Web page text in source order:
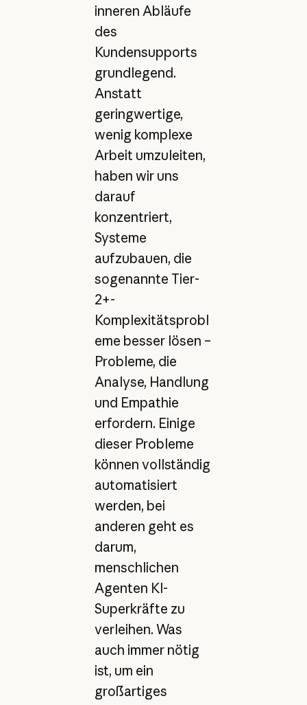
inneren Abläufe
des
Kundensupports
grundlegend.
Anstatt
geringwertige,
wenig komplexe
Arbeit umzuleiten,
haben wir uns
darauf
konzentriert,
Systeme
aufzubauen, die
sogenannte Tier-
2+-
Komplexitätsprobl
eme besser lösen –
Probleme, die
Analyse, Handlung
und Empathie
erfordern. Einige
dieser Probleme
können vollständig
automatisiert
werden, bei
anderen geht es
darum,
menschlichen
Agenten KI-
Superkräfte zu
verleihen. Was
auch immer nötig
ist, um ein
großartiges